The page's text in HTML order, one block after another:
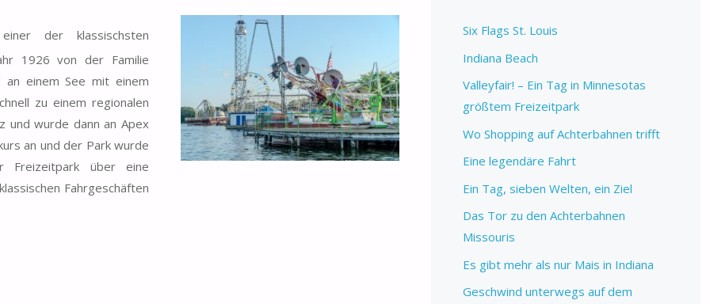
der klassischsten
1926 von der Familie
an einem See mit einem
zu einem regionalen
und wurde dann an Apex
an und der Park wurde
Freizeitpark über eine
Fahrgeschäften
Six Flags St. Louis
Indiana Beach
Valleyfair! – Ein Tag in Minnesotas
größtem Freizeitpark
Wo Shopping auf Achterbahnen trifft
Eine legendäre Fahrt
Ein Tag, sieben Welten, ein Ziel
Das Tor zu den Achterbahnen
Missouris
Es gibt mehr als nur Mais in Indiana
Geschwind unterwegs auf dem